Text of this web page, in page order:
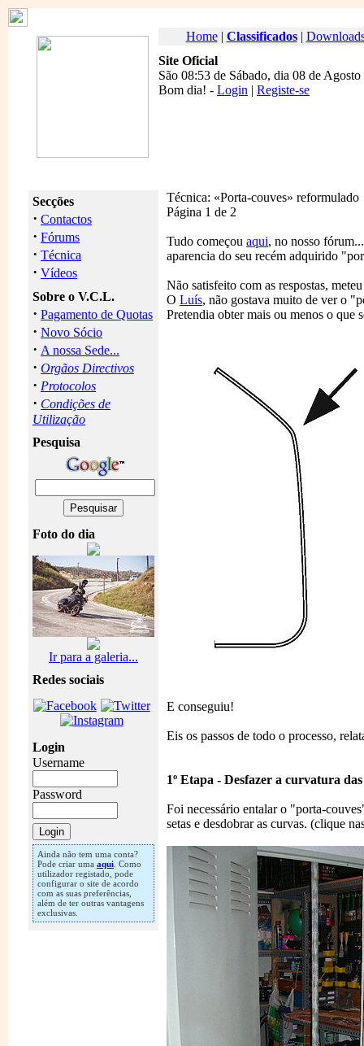
Home| Classificados|
Site Oficial
São 08:53 de Sábado, dia 08 de
Bom dia! - Login | Registe-se
Secções
· Contactos
· Fórums
· Técnica
· Vídeos
Sobre o V.C.L.
· Pagamento de Quotas
· Novo Sócio
· A nossa Sede...
· Orgãos Directivos
· Protocolos
· Condições de
Utilização
Pesquisa
Foto do dia
Ir para a galeria...
Redes sociais
Login
Username
Password
Ainda não tem uma conta?
Pode criar uma aqui . Como
utilizador registado, pode
configurar o site de acordo
com as suas preferências,
além de ter outras vantagens
exclusivas.
Técnica: «Porta-couves» reformulado
Página 1 de 2
Tudo começou aqui, no nosso
aparencia do seu recém adquirido
Não satisfeito com as respostas,
O Luís, não gostava muito de ver o
Pretendia obter mais ou menos o que
E conseguiu!
Eis os passos de todo o processo,
1º Etapa - Desfazer a curvatura das
Foi necessário entalar o "porta-
setas e desdobrar as curvas. (clique